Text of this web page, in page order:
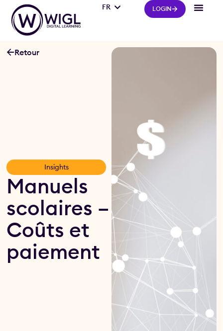
LOGIN
FR
IT
Retour
Insights
Manuels
scolaires –
Coûts et
paiement